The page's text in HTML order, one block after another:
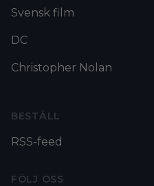
Svensk film
DC
Christopher Nolan
BESTÄLL
RSS-feed
FÖLJ OSS